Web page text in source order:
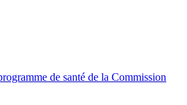
de santé de la Commission